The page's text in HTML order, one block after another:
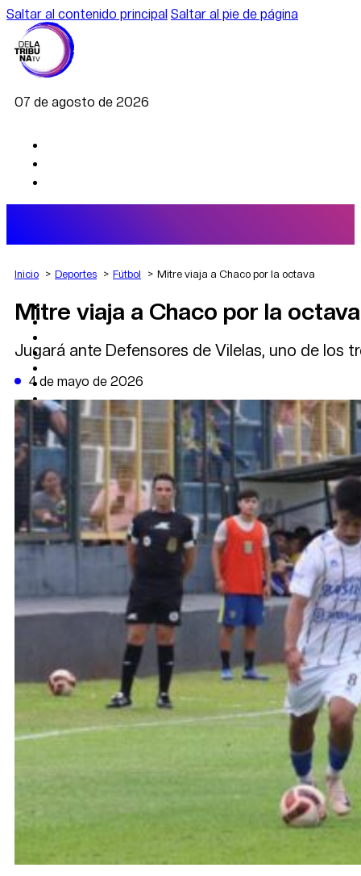
Saltar al contenido principal Saltar al pie de página
07 de agosto de 2026
AGRO
DEPORTES
POLÍTICA
DATA FIRME
DE LA TRIBUNA TV
Inicio Deportes Fútbol Mitre viaja a Chaco por la octava
Mitre viaja a Chaco por la octava
Jugará ante Defensores de Vilelas, uno de los
4 de mayo de 2026